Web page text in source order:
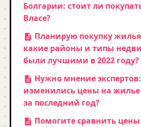
Болгарии: стоит ли
Власе?
Планирую покупку
какие районы и типы
были лучшими в 2022 году?
Нужно мнение
изменились цены на жилье
за последний год?
Помогите сравнить